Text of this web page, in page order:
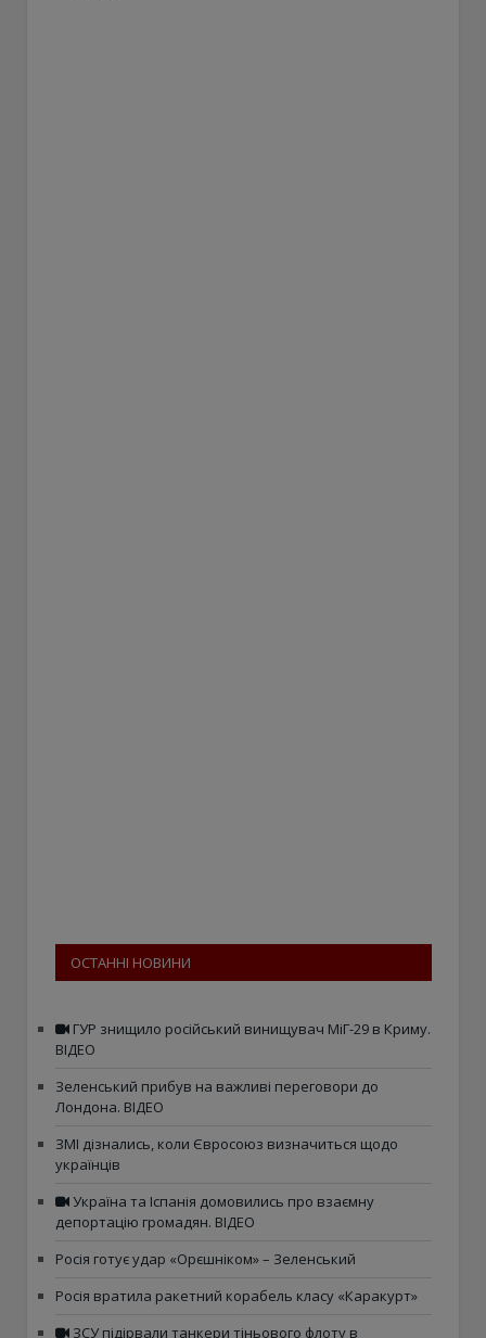
ОСТАННІ НОВИНИ
ГУР знищило російський винищувач МіГ-29 в Криму.
ВІДЕО
Зеленський прибув на важливі переговори до
Лондона. ВІДЕО
ЗМІ дізнались, коли Євросоюз визначиться щодо
українців
Україна та Іспанія домовились про взаємну
депортацію громадян. ВІДЕО
Росія готує удар «Орєшніком» – Зеленський
Росія вратила ракетний корабель класу «Каракурт»
ЗСУ підірвали танкери тіньового флоту в